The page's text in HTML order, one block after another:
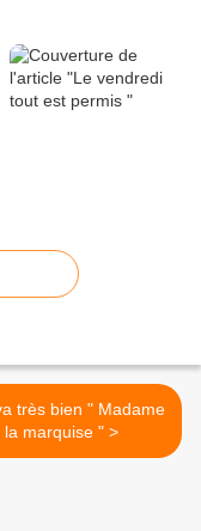
très bien " Madame
la marquise " >